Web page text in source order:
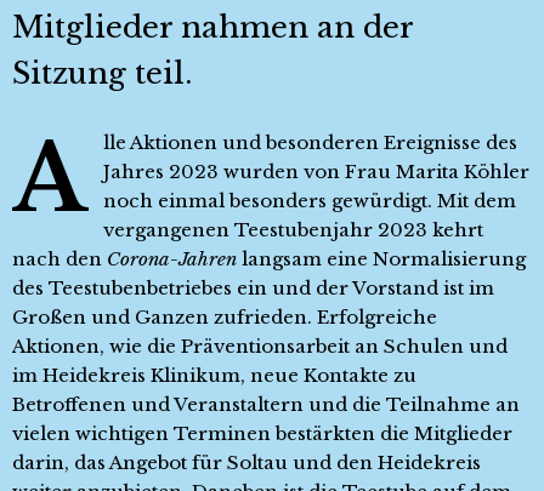
Mitglieder nahmen an der
Sitzung teil.
A
lle Aktionen und besonderen Ereignisse des
Jahres 2023 wurden von Frau Marita Köhler
noch einmal besonders gewürdigt. Mit dem
vergangenen Teestubenjahr 2023 kehrt
nach den Corona-Jahren langsam eine Normalisierung
des Teestubenbetriebes ein und der Vorstand ist im
Großen und Ganzen zufrieden. Erfolgreiche
Aktionen, wie die Präventionsarbeit an Schulen und
im Heidekreis Klinikum, neue Kontakte zu
Betroffenen und Veranstaltern und die Teilnahme an
vielen wichtigen Terminen bestärkten die Mitglieder
darin, das Angebot für Soltau und den Heidekreis